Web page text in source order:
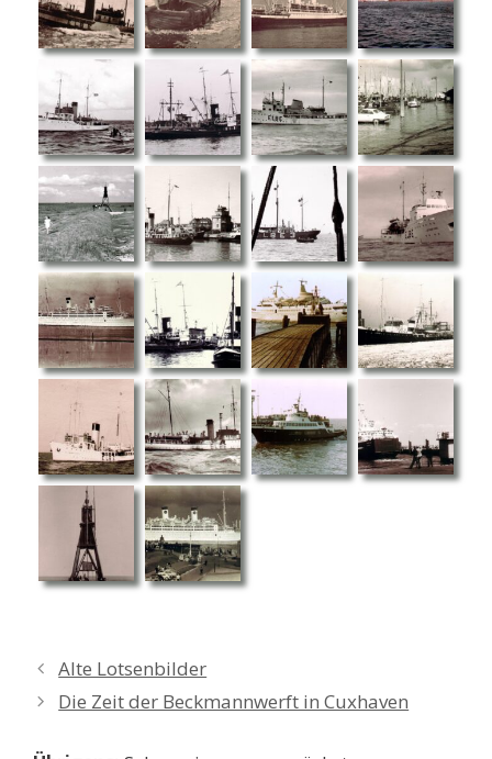
Alte Lotsenbilder
Die Zeit der Beckmannwerft in Cuxhaven